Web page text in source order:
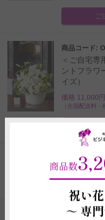
ご
商品コード:
＜ご自宅
ントフラ
イズ）
価格 11,000円
（全国配送料
1 2 3 4
供花・法要花のカテゴリの
商品数
祝い
～ 専